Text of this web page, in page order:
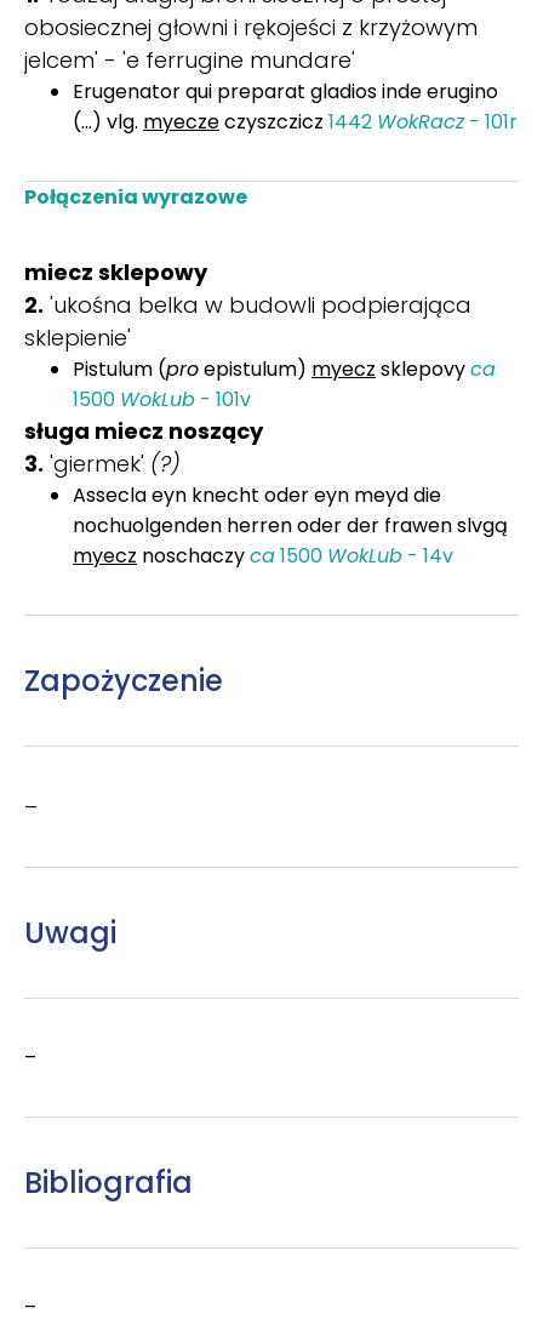
obosiecznej głowni i rękojeści z krzyżowym
jelcem' - 'e ferrugine mundare'
Erugenator qui preparat gladios inde erugino
(...) vlg. myeczeczyszczicz 1442 WokRacz- 101r
Połączenia wyrazowe
miecz sklepowy
2. 'ukośna belka w budowli podpierająca
sklepienie'
Pistulum (proepistulum) myecz sklepovyca
1500 WokLub - 101v
sługa miecz noszący
3. 'giermek' (?)
Assecla eyn knecht oder eyn meyd die
nochuolgenden herren oder der frawen slvgą
myecz noschaczyca1500 WokLub - 14v
Zapożyczenie
–
Uwagi
–
Bibliografia
–